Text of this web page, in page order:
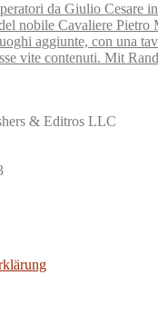
da Giulio Cesare
nobile Cavaliere Pietro
aggiunte, con una
vite contenuti. Mit
& Editros LLC